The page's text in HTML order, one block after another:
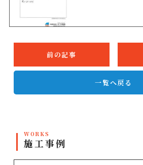
前の記事
一覧へ戻る
WORKS
施工事例